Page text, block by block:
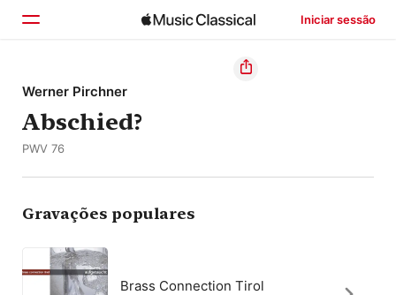
Iniciar sessão
Início
Explorar
Werner Pirchner
Abschied?
PWV 76
Gravações populares
Brass Connection Tirol